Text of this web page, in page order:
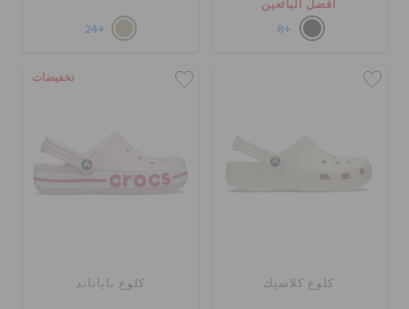
أفضل البائعين
+8
+24
كلوغ كلاسيك
تخفيضات
كلوغ باياباند